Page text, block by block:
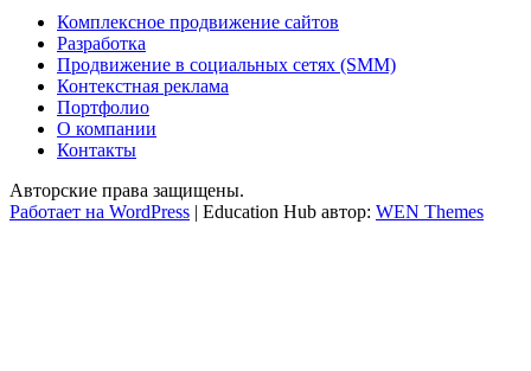
Комплексное продвижение сайтов
Разработка
Продвижение в социальных сетях (SMM)
Контекстная реклама
Портфолио
О компании
Контакты
Авторские права защищены.
Работает на WordPress | Education Hub автор: WEN Themes